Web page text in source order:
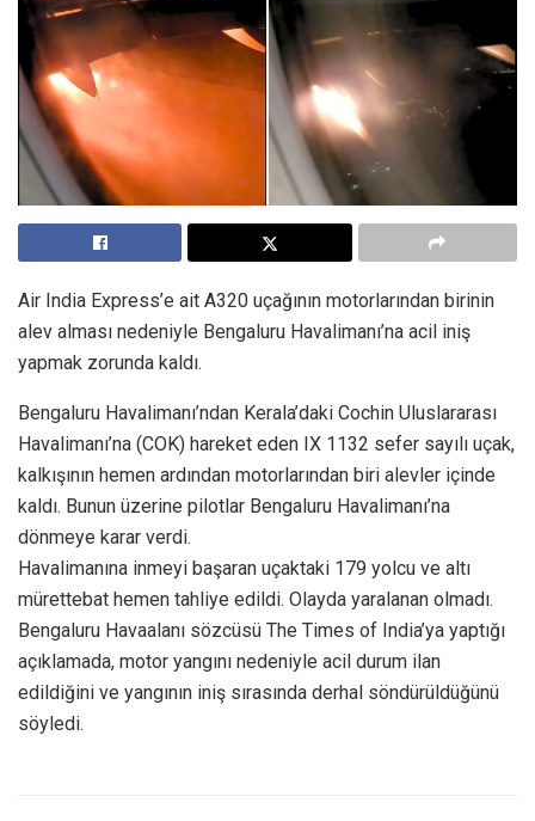
Air India Express’e ait A320 uçağının motorlarından birinin
alev alması nedeniyle Bengaluru Havalimanı’na acil iniş
yapmak zorunda kaldı.
Bengaluru Havalimanı’ndan Kerala’daki Cochin Uluslararası
Havalimanı’na (COK) hareket eden IX 1132 sefer sayılı uçak,
kalkışının hemen ardından motorlarından biri alevler içinde
kaldı. Bunun üzerine pilotlar Bengaluru Havalimanı’na
dönmeye karar verdi.
Havalimanına inmeyi başaran uçaktaki 179 yolcu ve altı
mürettebat hemen tahliye edildi. Olayda yaralanan olmadı.
Bengaluru Havaalanı sözcüsü The Times of India’ya yaptığı
açıklamada, motor yangını nedeniyle acil durum ilan
edildiğini ve yangının iniş sırasında derhal söndürüldüğünü
söyledi.